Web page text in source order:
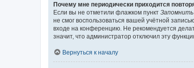
Почему мне периодически приходится
Если вы не отметили флажком пункт
не смог воспользоваться вашей учётной
входе на конференцию. Не рекомендуется
значит, что администратор отключил эту
Вернуться к началу